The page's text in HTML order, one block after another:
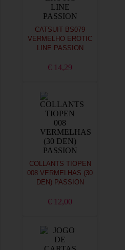
CATSUIT BS079
VERMELHO EROTIC
LINE PASSION
€ 14,29
COLLANTS TIOPEN
008 VERMELHAS (30
DEN) PASSION
€ 12,00